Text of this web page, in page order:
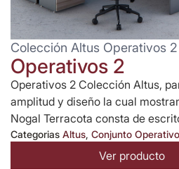
Colección Altus Operativos 2
Operativos 2
Operativos 2 Colección Altus,
amplitud y diseño la cual
Nogal Terracota consta de
Categorias Altus, Conjunto Operativo
Ver producto